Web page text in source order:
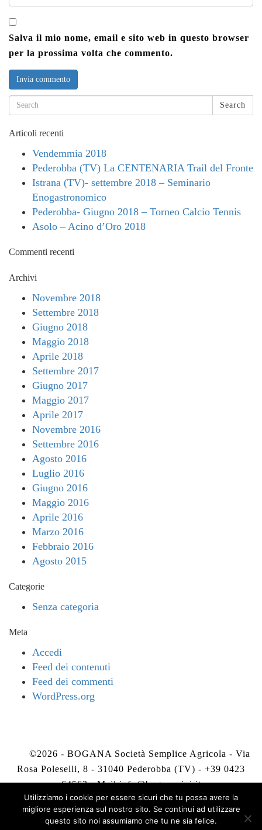
Salva il mio nome, email e sito web in questo browser
per la prossima volta che commento.
Search
Articoli recenti
Vendemmia 2018
Pederobba (TV) La CENTENARIA Trail del Fronte
Istrana (TV)- settembre 2018 – Seminario
Enogastronomico
Pederobba- Giugno 2018 – Torneo Calcio Tennis
Asolo – Acino d’Oro 2018
Commenti recenti
Archivi
Novembre 2018
Settembre 2018
Giugno 2018
Maggio 2018
Aprile 2018
Settembre 2017
Giugno 2017
Maggio 2017
Aprile 2017
Novembre 2016
Settembre 2016
Agosto 2016
Luglio 2016
Giugno 2016
Maggio 2016
Aprile 2016
Marzo 2016
Febbraio 2016
Agosto 2015
Categorie
Senza categoria
Meta
Accedi
Feed dei contenuti
Feed dei commenti
WordPress.org
©2026 - BOGANA Società Semplice Agricola - Via
Rosa Poleselli, 8 - 31040 Pederobba (TV) - +39 0423
64563 - Mailinfo@boganavini.it
Privacy Policy-Cookie Policy
Utilizziamo i cookie per essere sicuri che tu possa avere la
migliore esperienza sul nostro sito. Se continui ad utilizzare
questo sito noi assumiamo che tu ne sia felice.